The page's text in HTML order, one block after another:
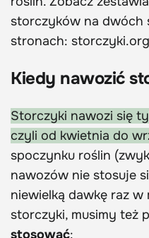
storczyków na dwóch
stronach:
Kiedy nawozić
Storczyki nawozi się
czyli od kwietnia do
spoczynku roślin
nawozów nie stosuje
niewielką dawkę raz w
storczyki, musimy też
stosować: